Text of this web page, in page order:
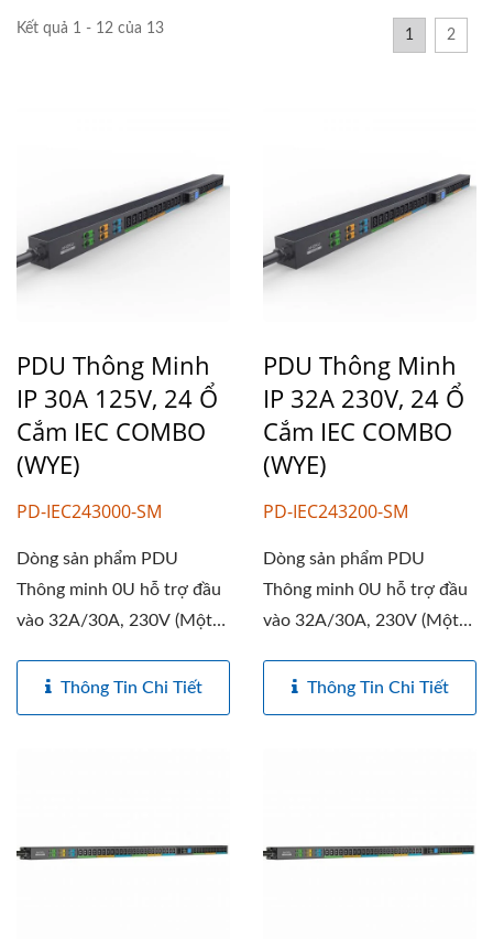
Kết quả 1 - 12 của 13 1 2
PDU Thông Minh
IP 30A 125V, 24 Ổ
Cắm IEC COMBO
(WYE)
PD-IEC243000-SM
Dòng sản phẩm PDU
Thông minh 0U hỗ trợ đầu
vào 32A/30A, 230V (Một
Thông Tin Chi Tiết
PDU Thông Minh
IP 32A 230V, 24 Ổ
Cắm IEC COMBO
(WYE)
PD-IEC243200-SM
Dòng sản phẩm PDU
Thông minh 0U hỗ trợ đầu
vào 32A/30A, 230V (Một
Thông Tin Chi Tiết